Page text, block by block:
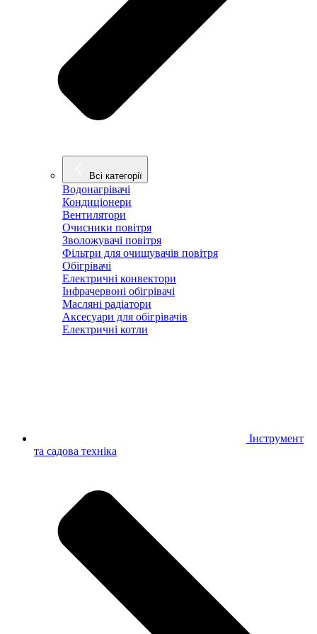
Всі категорії
Водонагрівачі
Кондиціонери
Вентилятори
Очисники повітря
Зволожувачі повітря
Фільтри для очищувачів повітря
Обігрівачі
Електричні конвектори
Інфрачервоні обігрівачі
Масляні радіатори
Аксесуари для обігрівачів
Електричні котли
Інструмент
та садова техніка